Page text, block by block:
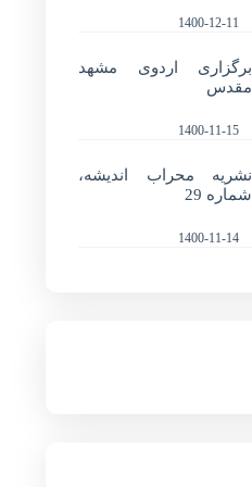
1400-12-11
برگزاری اردوی مشهد
مقدس
1400-11-15
نشریه محراب اندیشه،
شماره 29
1400-11-14